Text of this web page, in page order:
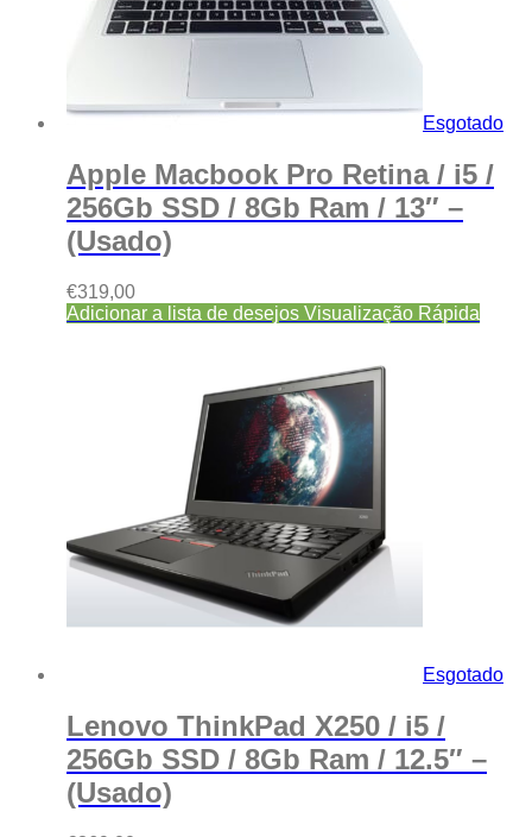
Esgotado
Apple Macbook Pro Retina / i5 /
256Gb SSD / 8Gb Ram / 13″ –
(Usado)
€319,00
Adicionar a lista de desejos Visualização Rápida
Esgotado
Lenovo ThinkPad X250 / i5 /
256Gb SSD / 8Gb Ram / 12.5″ –
(Usado)